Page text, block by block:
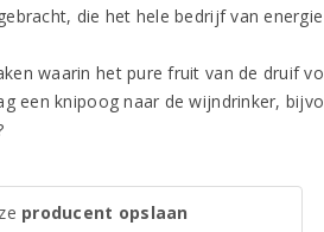
die het hele bedrijf van
waarin het pure fruit van de druif
een knipoog naar de wijndrinker,
producent opslaan